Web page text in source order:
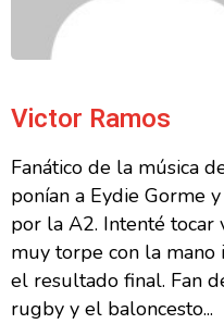
Victor Ramos
Fanático de la música
ponían a Eydie Gorme
por la A2. Intenté tocar
muy torpe con la mano
el resultado final. Fan
rugby y el baloncesto...